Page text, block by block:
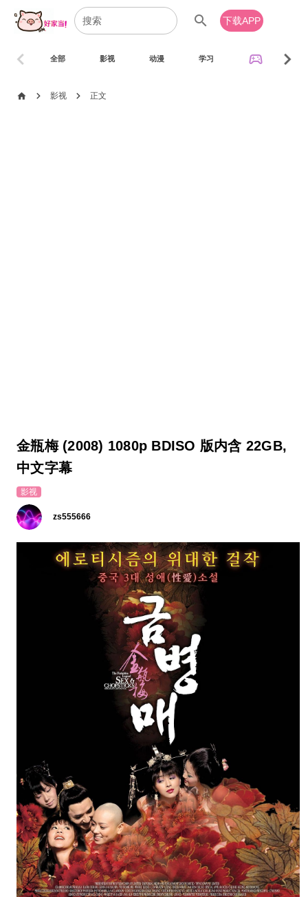
search 下载APP
全部 影视 动漫 学习 sports_esports
chevron_left chevron_right
home chevron_right 影视 chevron_right 正文
金瓶梅 (2008) 1080p BDISO 版内含 22GB,
中文字幕
影视
zs555666